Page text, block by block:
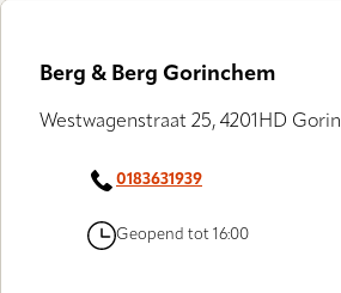
Berg & Berg Gorinchem
Westwagenstraat 25, 4201HD
0183631939
Geopend tot 16:00